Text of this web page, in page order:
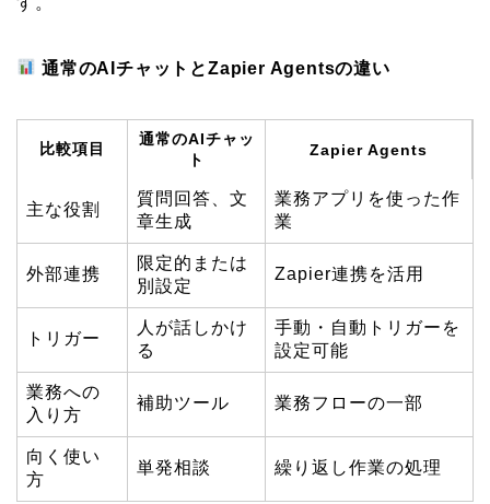
通常のAIチャットとZapier Agentsの違い
比較項目
通常のAIチャッ
ト
Zapier Agents
主な役割
質問回答、文
章生成
業務アプリを使った作
業
外部連携
限定的または
別設定
Zapier連携を活用
トリガー
人が話しかけ
る
手動・自動トリガーを
設定可能
業務への
入り方
補助ツール 業務フローの一部
向く使い
方
単発相談 繰り返し作業の処理